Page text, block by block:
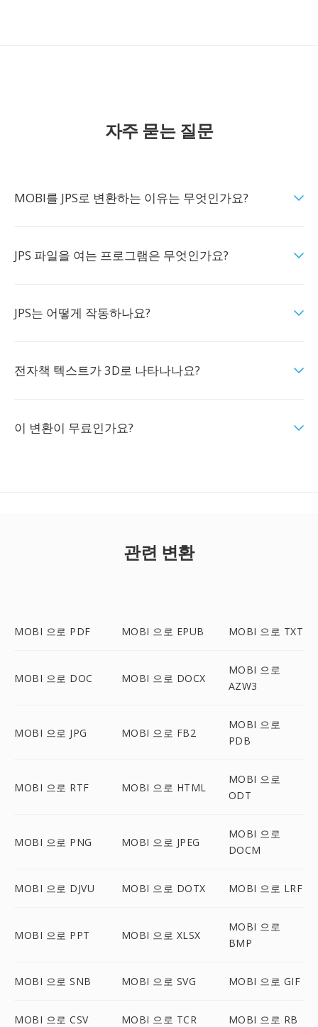
자주 묻는 질문
MOBI를 JPS로 변환하는 이유는 무엇인가요?
JPS 파일을 여는 프로그램은 무엇인가요?
JPS는 어떻게 작동하나요?
전자책 텍스트가 3D로 나타나나요?
이 변환이 무료인가요?
관련 변환
MOBI 으로 PDF MOBI 으로 EPUB MOBI 으로 TXT
MOBI 으로 DOC MOBI 으로 DOCX
MOBI 으로
AZW3
MOBI 으로 JPG MOBI 으로 FB2
MOBI 으로
PDB
MOBI 으로 RTF MOBI 으로 HTML
MOBI 으로
ODT
MOBI 으로 PNG MOBI 으로 JPEG
MOBI 으로
DOCM
MOBI 으로 DJVU MOBI 으로 DOTX MOBI 으로 LRF
MOBI 으로 PPT MOBI 으로 XLSX
MOBI 으로
BMP
MOBI 으로 SNB MOBI 으로 SVG MOBI 으로 GIF
MOBI 으로 CSV MOBI 으로 TCR MOBI 으로 RB